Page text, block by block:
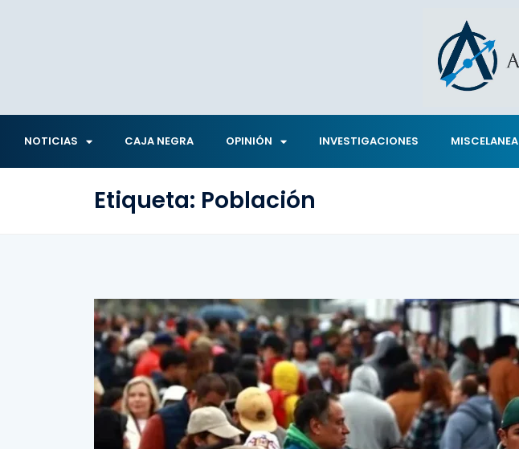
NOTICIAS CAJA NEGRA OPINIÓN INVESTIGACIONES MISCELANEA
Etiqueta: Población